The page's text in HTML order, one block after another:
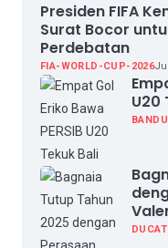
Presiden FIFA
Surat Bocor
Perdebatan
FIA-WORLD-CUP-2026
U20
DUCATI